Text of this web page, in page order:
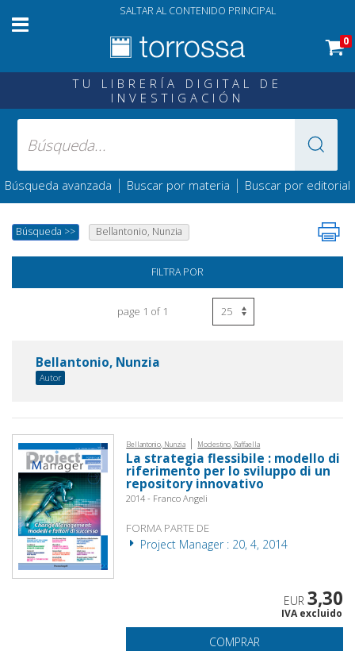
SALTAR AL CONTENIDO PRINCIPAL
0
TU LIBRERÍA DIGITAL DE
INVESTIGACIÓN
Búsqueda avanzada | Buscar por materia | Buscar por editorial
Búsqueda >> Bellantonio, Nunzia
FILTRA POR
page 1 of 1
Bellantonio, Nunzia
Autor
Bellantonio, Nunzia | Modestino, Raffaella
La strategia flessibile : modello di
riferimento per lo sviluppo di un
repository innovativo
2014 - Franco Angeli
FORMA PARTE DE
Project Manager : 20, 4, 2014
EUR 3,30
IVA excluido
COMPRAR